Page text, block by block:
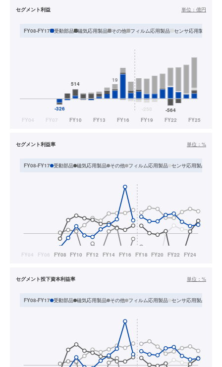
セグメント利益 単位： 億円
FY08-FY17 受動部品 磁気応用製品 その他 フィルム応用製品 センサ応用製品
セグメント利益率 単位： %
FY08-FY17 受動部品 磁気応用製品 その他 フィルム応用製品 センサ応用製品
セグメント投下資本利益率 単位： %
FY08-FY17 受動部品 磁気応用製品 その他 フィルム応用製品 センサ応用製品